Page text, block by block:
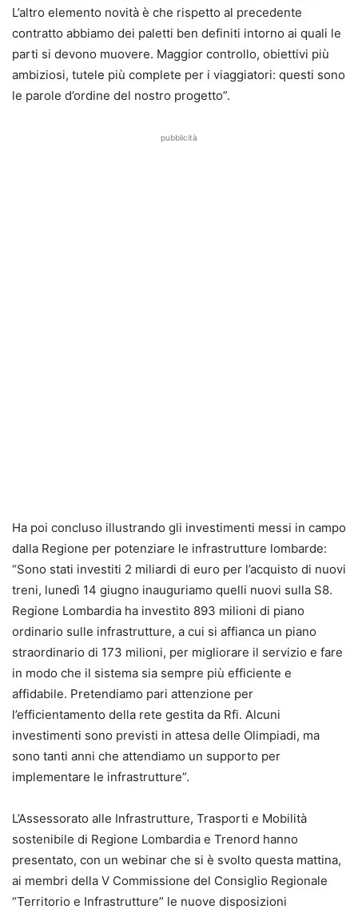
L’altro elemento novità è che rispetto al precedente
contratto abbiamo dei paletti ben definiti intorno ai quali le
parti si devono muovere. Maggior controllo, obiettivi più
ambiziosi, tutele più complete per i viaggiatori: questi sono
le parole d’ordine del nostro progetto”.
pubblicità
Ha poi concluso illustrando gli investimenti messi in campo
dalla Regione per potenziare le infrastrutture lombarde:
“Sono stati investiti 2 miliardi di euro per l’acquisto di nuovi
treni, lunedì 14 giugno inauguriamo quelli nuovi sulla S8.
Regione Lombardia ha investito 893 milioni di piano
ordinario sulle infrastrutture, a cui si affianca un piano
straordinario di 173 milioni, per migliorare il servizio e fare
in modo che il sistema sia sempre più efficiente e
affidabile. Pretendiamo pari attenzione per
l’efficientamento della rete gestita da Rfi. Alcuni
investimenti sono previsti in attesa delle Olimpiadi, ma
sono tanti anni che attendiamo un supporto per
implementare le infrastrutture”.
L’Assessorato alle Infrastrutture, Trasporti e Mobilità
sostenibile di Regione Lombardia e Trenord hanno
presentato, con un webinar che si è svolto questa mattina,
ai membri della V Commissione del Consiglio Regionale
“Territorio e Infrastrutture” le nuove disposizioni